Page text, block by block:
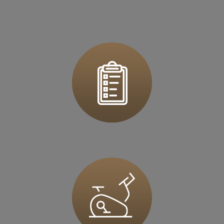
36 MINUT Dzierżoniów
ul. Ks.Dzierżonia 51
58-200 Dzierżoniów
Zapisz mnie
36 MINUT Europejskie
ul. Myśliborska 37
36 MINUT Gliwice
Al. Jana Nowaka-Jeziorańskiego 5D
44-100 Gliwice
Zapisz mnie